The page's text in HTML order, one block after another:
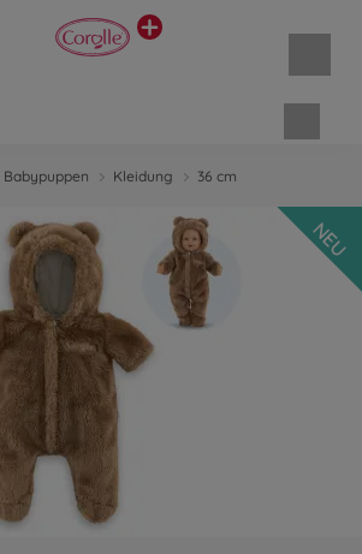
Babypuppen Kleidung 36 cm
NEU